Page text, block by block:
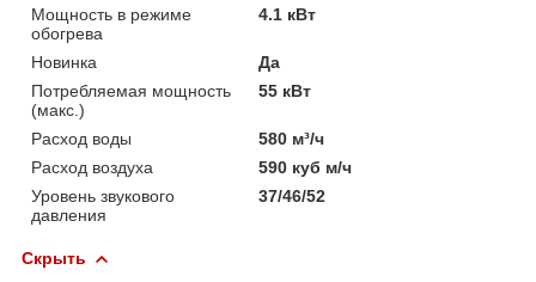
Мощность в режиме
обогрева
4.1 кВт
Новинка
Да
Потребляемая мощность
(макс.)
55 кВт
Расход воды
580 м³/ч
Расход воздуха
590 куб м/ч
Уровень звукового
давления
37/46/52
Скрыть